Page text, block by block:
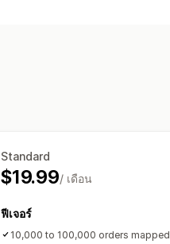
Standard
$19.99/ เดือน
ฟีเจอร์
10,000 to 100,000 orders mapped